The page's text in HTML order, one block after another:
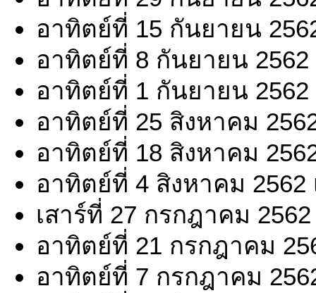
อาทิตย์ที่ 15 กันยายน
อาทิตย์ที่ 8 กันยายน 2562
อาทิตย์ที่ 1 กันยายน 2562
อาทิตย์ที่ 25 สิงหาคม
อาทิตย์ที่ 18 สิงหาคม
อาทิตย์ที่ 4 สิงหาคม 2562
เสาร์ที่ 27 กรกฎาคม
อาทิตย์ที่ 21 กรกฎาคม
อาทิตย์ที่ 7 กรกฎาคม